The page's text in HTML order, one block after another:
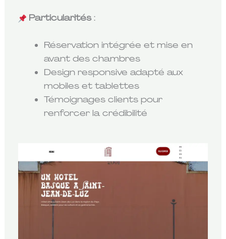
Particularités:
Réservation intégrée et mise en
avant des chambres
Design responsive adapté aux
mobiles et tablettes
Témoignages clients pour
renforcer la crédibilité